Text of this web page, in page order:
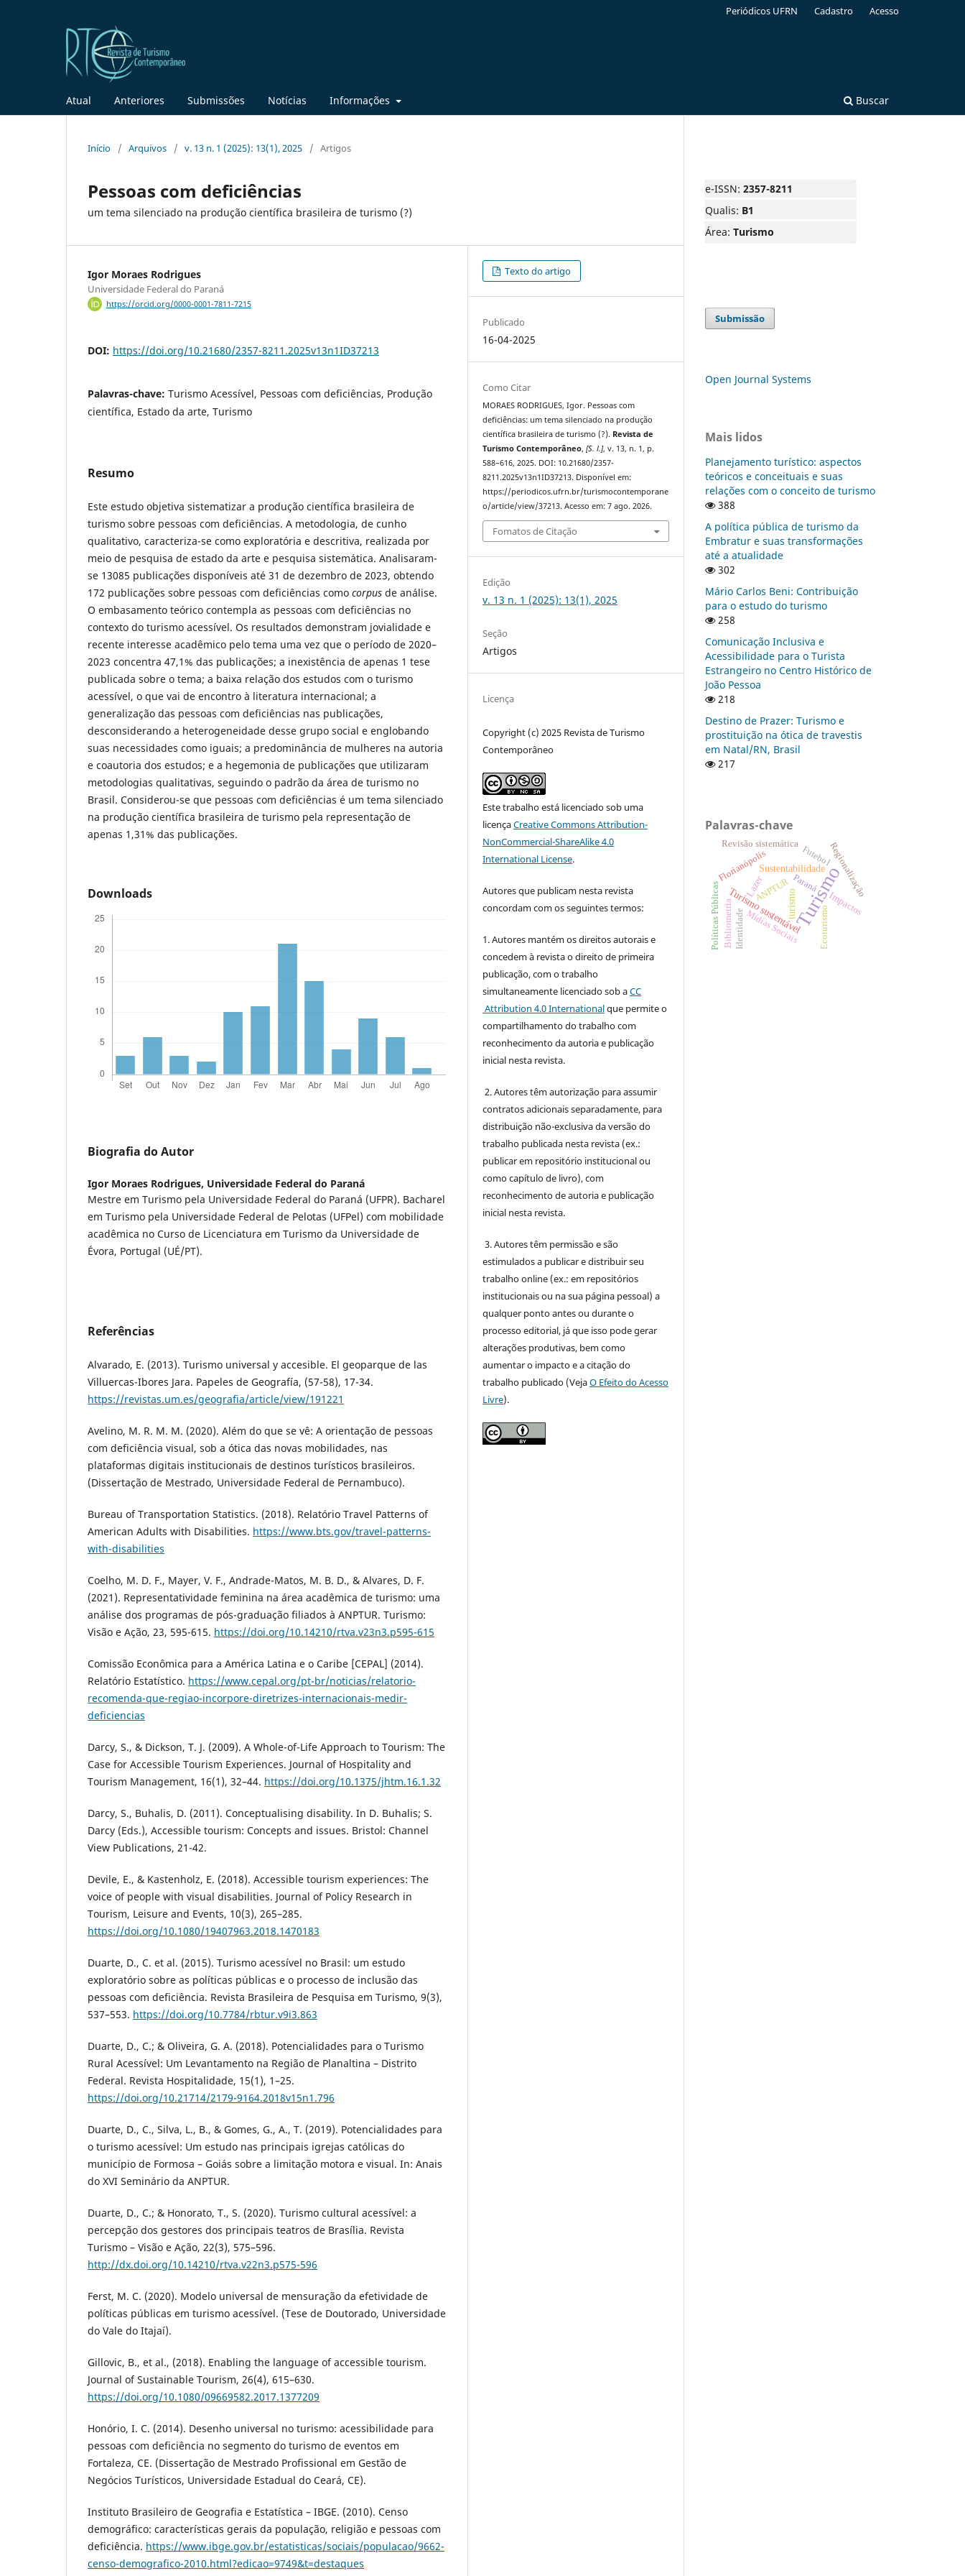
Atual Anteriores Submissões Notícias Informações Buscar
Periódicos UFRN Cadastro Acesso
Início / Arquivos / v. 13 n. 1 (2025): 13(1), 2025 / Artigos
Pessoas com deficiências
um tema silenciado na produção científica brasileira de turismo (?)
Igor Moraes Rodrigues
Universidade Federal do Paraná
https://orcid.org/0000-0001-7811-7215
DOI: https://doi.org/10.21680/2357-8211.2025v13n1ID37213
Palavras-chave: Turismo Acessível, Pessoas com deficiências, Produção
científica, Estado da arte, Turismo
Resumo
Este estudo objetiva sistematizar a produção científica brasileira de
turismo sobre pessoas com deficiências. A metodologia, de cunho
qualitativo, caracteriza-se como exploratória e descritiva, realizada por
meio de pesquisa de estado da arte e pesquisa sistemática. Analisaram-
se 13085 publicações disponíveis até 31 de dezembro de 2023, obtendo
172 publicações sobre pessoas com deficiências como corpus de análise.
O embasamento teórico contempla as pessoas com deficiências no
contexto do turismo acessível. Os resultados demonstram jovialidade e
recente interesse acadêmico pelo tema uma vez que o período de 2020–
2023 concentra 47,1% das publicações; a inexistência de apenas 1 tese
publicada sobre o tema; a baixa relação dos estudos com o turismo
acessível, o que vai de encontro à literatura internacional; a
generalização das pessoas com deficiências nas publicações,
desconsiderando a heterogeneidade desse grupo social e englobando
suas necessidades como iguais; a predominância de mulheres na autoria
e coautoria dos estudos; e a hegemonia de publicações que utilizaram
metodologias qualitativas, seguindo o padrão da área de turismo no
Brasil. Considerou-se que pessoas com deficiências é um tema silenciado
na produção científica brasileira de turismo pela representação de
apenas 1,31% das publicações.
Downloads
Biografia do Autor
Igor Moraes Rodrigues, Universidade Federal do Paraná
Mestre em Turismo pela Universidade Federal do Paraná (UFPR). Bacharel
em Turismo pela Universidade Federal de Pelotas (UFPel) com mobilidade
acadêmica no Curso de Licenciatura em Turismo da Universidade de
Évora, Portugal (UÉ/PT).
Referências
Alvarado, E. (2013). Turismo universal y accesible. El geoparque de las
Villuercas-Ibores Jara. Papeles de Geografía, (57-58), 17-34.
https://revistas.um.es/geografia/article/view/191221
Avelino, M. R. M. M. (2020). Além do que se vê: A orientação de pessoas
com deficiência visual, sob a ótica das novas mobilidades, nas
plataformas digitais institucionais de destinos turísticos brasileiros.
(Dissertação de Mestrado, Universidade Federal de Pernambuco).
Bureau of Transportation Statistics. (2018). Relatório Travel Patterns of
American Adults with Disabilities. https://www.bts.gov/travel-patterns-
with-disabilities
Coelho, M. D. F., Mayer, V. F., Andrade-Matos, M. B. D., & Alvares, D. F.
(2021). Representatividade feminina na área acadêmica de turismo: uma
análise dos programas de pós-graduação filiados à ANPTUR. Turismo:
Visão e Ação, 23, 595-615. https://doi.org/10.14210/rtva.v23n3.p595-615
Comissão Econômica para a América Latina e o Caribe [CEPAL] (2014).
Relatório Estatístico. https://www.cepal.org/pt-br/noticias/relatorio-
recomenda-que-regiao-incorpore-diretrizes-internacionais-medir-
deficiencias
Darcy, S., & Dickson, T. J. (2009). A Whole-of-Life Approach to Tourism: The
Case for Accessible Tourism Experiences. Journal of Hospitality and
Tourism Management, 16(1), 32–44. https://doi.org/10.1375/jhtm.16.1.32
Darcy, S., Buhalis, D. (2011). Conceptualising disability. In D. Buhalis; S.
Darcy (Eds.), Accessible tourism: Concepts and issues. Bristol: Channel
View Publications, 21-42.
Devile, E., & Kastenholz, E. (2018). Accessible tourism experiences: The
voice of people with visual disabilities. Journal of Policy Research in
Tourism, Leisure and Events, 10(3), 265–285.
https://doi.org/10.1080/19407963.2018.1470183
Duarte, D., C. et al. (2015). Turismo acessível no Brasil: um estudo
exploratório sobre as políticas públicas e o processo de inclusão das
pessoas com deficiência. Revista Brasileira de Pesquisa em Turismo, 9(3),
537–553. https://doi.org/10.7784/rbtur.v9i3.863
Duarte, D., C.; & Oliveira, G. A. (2018). Potencialidades para o Turismo
Rural Acessível: Um Levantamento na Região de Planaltina – Distrito
Federal. Revista Hospitalidade, 15(1), 1–25.
https://doi.org/10.21714/2179-9164.2018v15n1.796
Duarte, D., C., Silva, L., B., & Gomes, G., A., T. (2019). Potencialidades para
o turismo acessível: Um estudo nas principais igrejas católicas do
município de Formosa – Goiás sobre a limitação motora e visual. In: Anais
do XVI Seminário da ANPTUR.
Duarte, D., C.; & Honorato, T., S. (2020). Turismo cultural acessível: a
percepção dos gestores dos principais teatros de Brasília. Revista
Turismo – Visão e Ação, 22(3), 575–596.
http://dx.doi.org/10.14210/rtva.v22n3.p575-596
Ferst, M. C. (2020). Modelo universal de mensuração da efetividade de
políticas públicas em turismo acessível. (Tese de Doutorado, Universidade
do Vale do Itajaí).
Gillovic, B., et al., (2018). Enabling the language of accessible tourism.
Journal of Sustainable Tourism, 26(4), 615–630.
https://doi.org/10.1080/09669582.2017.1377209
Honório, I. C. (2014). Desenho universal no turismo: acessibilidade para
pessoas com deficiência no segmento do turismo de eventos em
Fortaleza, CE. (Dissertação de Mestrado Profissional em Gestão de
Negócios Turísticos, Universidade Estadual do Ceará, CE).
Instituto Brasileiro de Geografia e Estatística – IBGE. (2010). Censo
demográfico: características gerais da população, religião e pessoas com
deficiência. https://www.ibge.gov.br/estatisticas/sociais/populacao/9662-
censo-demografico-2010.html?edicao=9749&t=destaques
Texto do artigo
Publicado
16-04-2025
Como Citar
MORAES RODRIGUES, Igor. Pessoas com
deficiências: um tema silenciado na produção
científica brasileira de turismo (?). Revista de
Turismo Contemporâneo,[S. l.], v. 13, n. 1, p.
588–616, 2025. DOI: 10.21680/2357-
8211.2025v13n1ID37213. Disponível em:
https://periodicos.ufrn.br/turismocontemporane
o/article/view/37213. Acesso em: 7 ago. 2026.
Fomatos de Citação
Edição
v. 13 n. 1 (2025): 13(1), 2025
Seção
Artigos
Licença
Copyright (c) 2025 Revista de Turismo
Contemporâneo
Este trabalho está licenciado sob uma
licençaCreative Commons Attribution-
NonCommercial-ShareAlike 4.0
International License.
Autores que publicam nesta revista
concordam com os seguintes termos:
1. Autores mantém os direitos autorais e
concedem à revista o direito de primeira
publicação, com o trabalho
simultaneamente licenciado sob aCC
Attribution 4.0 Internationalque permite o
compartilhamento do trabalho com
reconhecimento da autoria e publicação
inicial nesta revista.
2. Autores têm autorização para assumir
contratos adicionais separadamente, para
distribuição não-exclusiva da versão do
trabalho publicada nesta revista (ex.:
publicar em repositório institucional ou
como capítulo de livro), com
reconhecimento de autoria e publicação
inicial nesta revista.
3. Autores têm permissão e são
estimulados a publicar e distribuir seu
trabalho online (ex.: em repositórios
institucionais ou na sua página pessoal) a
qualquer ponto antes ou durante o
processo editorial, já que isso pode gerar
alterações produtivas, bem como
aumentar o impacto e a citação do
trabalho publicado (VejaO Efeito do Acesso
Livre).
e-ISSN: 2357-8211
Qualis: B1
Área: Turismo
Submissão
Open Journal Systems
Mais lidos
Planejamento turístico: aspectos
teóricos e conceituais e suas
relações com o conceito de turismo
388
A política pública de turismo da
Embratur e suas transformações
até a atualidade
302
Mário Carlos Beni: Contribuição
para o estudo do turismo
258
Comunicação Inclusiva e
Acessibilidade para o Turista
Estrangeiro no Centro Histórico de
João Pessoa
218
Destino de Prazer: Turismo e
prostituição na ótica de travestis
em Natal/RN, Brasil
217
Palavras-chave
Turismo
Turismo sustentável
turismo Impactos
Lazer
Sustentabilidade
Ecoturismo
Florianópolis
Mídias Sociais
Regionalização
Paraná
Políticas PúblicasBibliometriaIdentidade
Futebol
Revisão sistemática
ANPTUR